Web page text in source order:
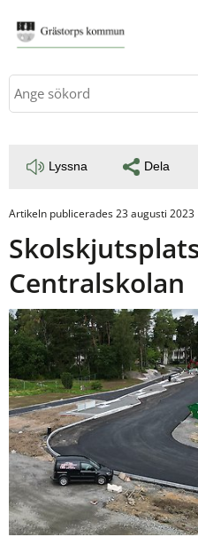
Sök
Lyssna Dela
Artikeln publicerades 23 augusti 2023
Centralskolan